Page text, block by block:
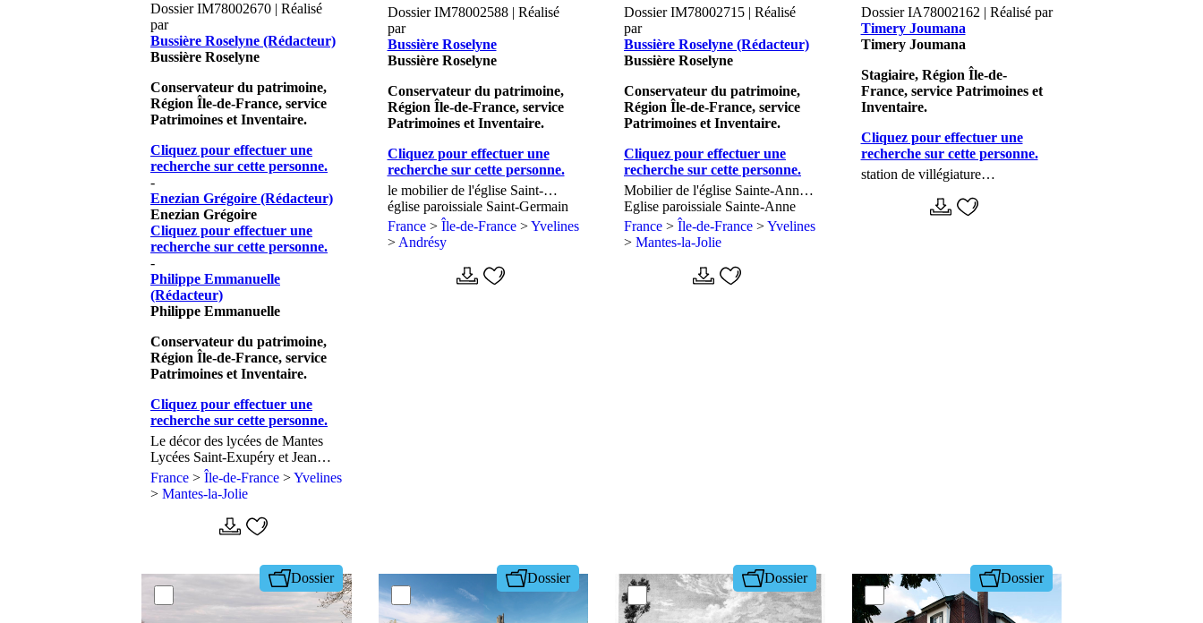
Dossier IM78002670 | Réalisé
par
Bussière Roselyne (Rédacteur)
Bussière Roselyne
Conservateur du patrimoine,
Région Île-de-France, service
Patrimoines et Inventaire.
Cliquez pour effectuer une
recherche sur cette personne.
-
Enezian Grégoire (Rédacteur)
Enezian Grégoire
Cliquez pour effectuer une
recherche sur cette personne.
-
Philippe Emmanuelle
(Rédacteur)
Philippe Emmanuelle
Conservateur du patrimoine,
Région Île-de-France, service
Patrimoines et Inventaire.
Cliquez pour effectuer une
recherche sur cette personne.
Le décor des lycées de Mantes
Lycées Saint-Exupéry et Jean
Rostand
France > Île-de-France >Yvelines
> Mantes-la-Jolie
Dossier IM78002588 | Réalisé
par
Bussière Roselyne
Bussière Roselyne
Conservateur du patrimoine,
Région Île-de-France, service
Patrimoines et Inventaire.
Cliquez pour effectuer une
recherche sur cette personne.
le mobilier de l'église Saint-
Germain-de-Paris (liste
supplémentaire)
église paroissiale Saint-Germain
France > Île-de-France >Yvelines
> Andrésy
Dossier IM78002715 | Réalisé
par
Bussière Roselyne (Rédacteur)
Bussière Roselyne
Conservateur du patrimoine,
Région Île-de-France, service
Patrimoines et Inventaire.
Cliquez pour effectuer une
recherche sur cette personne.
Mobilier de l'église Sainte-Anne
de Gassicourt
Eglise paroissiale Sainte-Anne
France > Île-de-France >Yvelines
> Mantes-la-Jolie
Dossier IA78002162 | Réalisé par
Timery Joumana
Timery Joumana
Stagiaire, Région Île-de-
France, service Patrimoines et
Inventaire.
Cliquez pour effectuer une
recherche sur cette personne.
station de villégiature
Dossier Dossier Dossier Dossier